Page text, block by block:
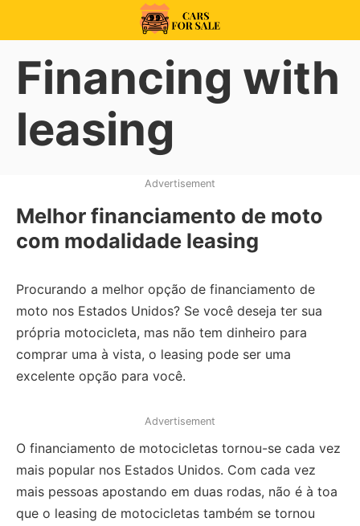
99CarsforSale
Financing with
leasing
Advertisement
Melhor financiamento de moto
com modalidade leasing
Procurando a melhor opção de financiamento de
moto nos Estados Unidos? Se você deseja ter sua
própria motocicleta, mas não tem dinheiro para
comprar uma à vista, o leasing pode ser uma
excelente opção para você.
Advertisement
O financiamento de motocicletas tornou-se cada vez
mais popular nos Estados Unidos. Com cada vez
mais pessoas apostando em duas rodas, não é à toa
que o leasing de motocicletas também se tornou